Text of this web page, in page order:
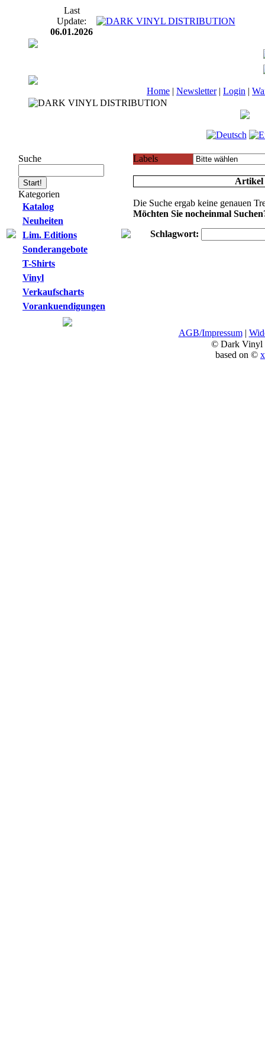
Last
Update:
06.01.2026
Home | Newsletter| Login |
Suche
Kategorien
Katalog
Neuheiten
Lim. Editions
Sonderangebote
T-Shirts
Vinyl
Verkaufscharts
Vorankuendigungen
Labels
Artikel
Die Suche ergab keine genauen
Möchten Sie nocheinmal
Schlagwort:
AGB/Impressum|
© Dark Vinyl
based on ©